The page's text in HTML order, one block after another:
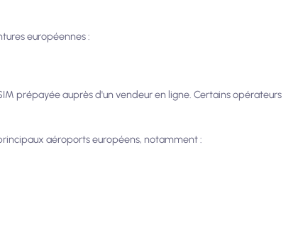
européennes :
prépayée auprès d'un vendeur en ligne. Certains opérateurs
aéroports européens, notamment :